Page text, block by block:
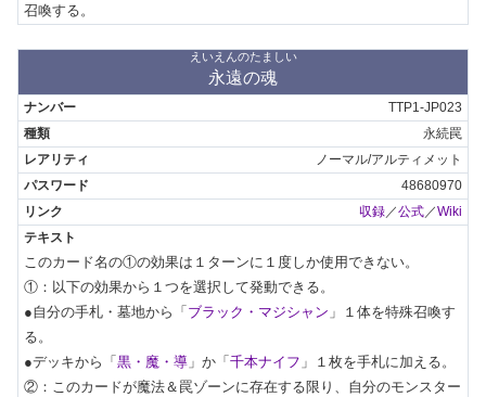
召喚する。
えいえんのたましい
永遠の魂
TTP1-JP023
永続罠
ノーマル/アルティメット
48680970
収録／公式／Wiki
このカード名の①の効果は１ターンに１度しか使用できない。
①：以下の効果から１つを選択して発動できる。
●自分の手札・墓地から「 ブラック・マジシャン 」１体を特殊召喚す
る。
●デッキから「 黒・魔・導 」か「 千本ナイフ 」１枚を手札に加える。
②：このカードが魔法＆罠ゾーンに存在する限り、自分のモンスター